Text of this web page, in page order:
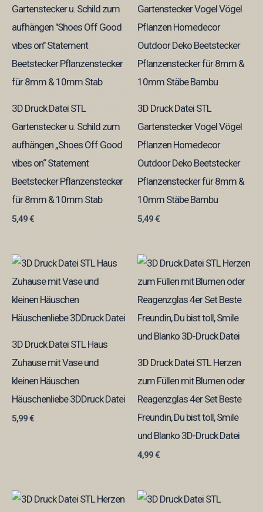
3D Druck Datei STL
Gartenstecker u. Schild zum
aufhängen „Shoes Off Good
vibes on“ Statement
Beetstecker Pflanzenstecker
für 8mm & 10mm Stab
5,49€
3D Druck Datei STL
Gartenstecker Vogel Vögel
Pflanzen Homedecor
Outdoor Deko Beetstecker
Pflanzenstecker für 8mm &
10mm Stäbe Bambu
5,49€
3D Druck Datei STL Haus
Zuhause mit Vase und
kleinen Häuschen
Häuschenliebe 3DDruck Datei
5,99€
3D Druck Datei STL Herzen
zum Füllen mit Blumen oder
Reagenzglas 4er Set Beste
Freundin, Du bist toll, Smile
und Blanko 3D-Druck Datei
4,99€